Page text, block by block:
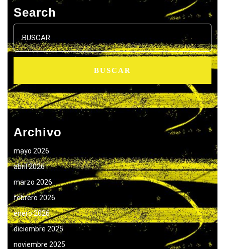
Search
Buscar:
Archivo
mayo 2026
abril 2026
marzo 2026
febrero 2026
enero 2026
diciembre 2025
noviembre 2025